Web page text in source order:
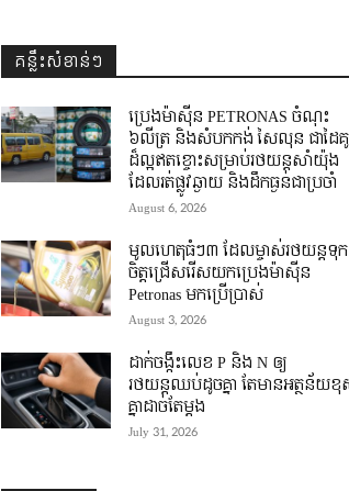
គន្លឹះសំខាន់ៗ
ប្រេងម៉ាស៊ីន PETRONAS ចំណុះ
៦លីត្រ និងសំបកកង់ សៃលុន ជាដៃគូ
ដ៏ល្អឥតខ្ចោះសម្រាប់រថយន្តសាំយ៉ុង
ដែលរត់ផ្លូវឆ្ងាយ និងដឹកធ្ងន់ជាប្រចាំ
August 6, 2026
មូលហេតុធំៗ៣ ដែលម្ចាស់រថយន្តទុក
ចិត្តជ្រើសរើសយកប្រេងម៉ាស៊ីន
Petronas មកប្រើប្រាស់
August 3, 2026
ដាក់ចង្កឹះលេខ P និង N ឲ្យ
រថយន្តឈប់ដូចគ្នា តែមានអត្ថន័យ
គ្នាដាច់តែម្តង
July 31, 2026